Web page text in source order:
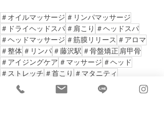
＃オイルマッサージ ＃リンパマッサージ
＃ドライヘッドスパ ＃肩こり ＃ヘッドスパ
＃ヘッドマッサージ ＃筋膜リリース ＃アロマ
＃整体 ＃リンパ ＃藤沢駅 ＃骨盤矯正 肩甲骨
＃アイジングケア ＃マッサージ ＃ヘッド
＃ストレッチ ＃首こり ＃マタニティ
＃マッサージサロン＃エステサロン
＃リラクゼーション＃藤沢湘南
＃湘南